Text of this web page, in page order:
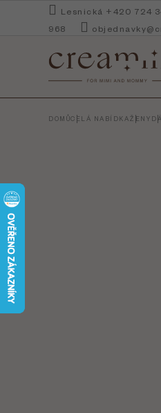
Lesnická +420 724
968
DOMŮCELÁ NABÍDKAŽENY